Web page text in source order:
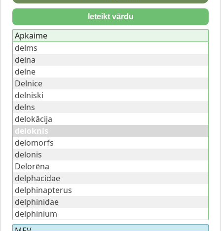
Ieteikt vārdu
Apkaime
delms
delna
delne
Delnice
delniski
delns
delokācija
deloknis
delomorfs
delonis
Delorēna
delphacidae
delphinapterus
delphinidae
delphinium